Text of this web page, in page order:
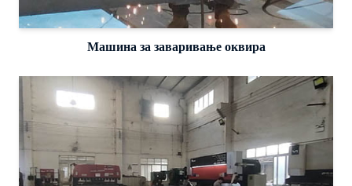
Машина за заваривање оквира